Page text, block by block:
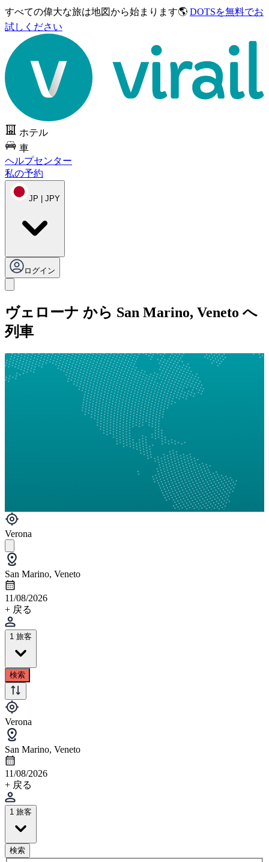
すべての偉大な旅は地図から始まります🌎 DOTSを無料でお
試しください
ホテル
車
ヘルプセンター
私の予約
JP | JPY
ログイン
ヴェローナ から San Marino, Veneto へ
列車
Verona
San Marino, Veneto
11/08/2026
+ 戻る
1 旅客
検索
Verona
San Marino, Veneto
11/08/2026
+ 戻る
1 旅客
検索